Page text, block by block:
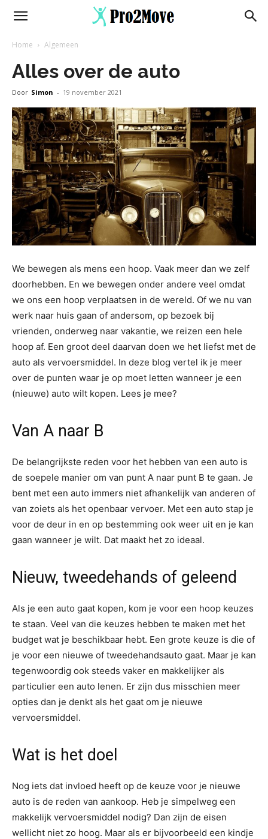
Home Algemeen
Alles over de auto
Door Simon - 19 november 2021
We bewegen als mens een hoop. Vaak meer dan we zelf
doorhebben. En we bewegen onder andere veel omdat
we ons een hoop verplaatsen in de wereld. Of we nu van
werk naar huis gaan of andersom, op bezoek bij
vrienden, onderweg naar vakantie, we reizen een hele
hoop af. Een groot deel daarvan doen we het liefst met de
auto als vervoersmiddel. In deze blog vertel ik je meer
over de punten waar je op moet letten wanneer je een
(nieuwe) auto wilt kopen. Lees je mee?
Van A naar B
De belangrijkste reden voor het hebben van een auto is
de soepele manier om van punt A naar punt B te gaan. Je
bent met een auto immers niet afhankelijk van anderen of
van zoiets als het openbaar vervoer. Met een auto stap je
voor de deur in en op bestemming ook weer uit en je kan
gaan wanneer je wilt. Dat maakt het zo ideaal.
Nieuw, tweedehands of geleend
Als je een auto gaat kopen, kom je voor een hoop keuzes
te staan. Veel van die keuzes hebben te maken met het
budget wat je beschikbaar hebt. Een grote keuze is die of
je voor een nieuwe of tweedehandsauto gaat. Maar je kan
tegenwoordig ook steeds vaker en makkelijker als
particulier een auto lenen. Er zijn dus misschien meer
opties dan je denkt als het gaat om je nieuwe
vervoersmiddel.
Wat is het doel
Nog iets dat invloed heeft op de keuze voor je nieuwe
auto is de reden van aankoop. Heb je simpelweg een
makkelijk vervoersmiddel nodig? Dan zijn de eisen
wellicht niet zo hoog. Maar als er bijvoorbeeld een kindje